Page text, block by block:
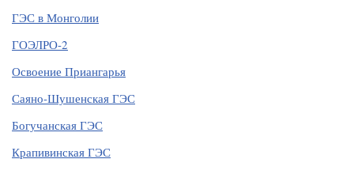
ГЭС в Монголии
ГОЭЛРО-2
Освоение Приангарья
Саяно-Шушенская ГЭС
Богучанская ГЭС
Крапивинская ГЭС